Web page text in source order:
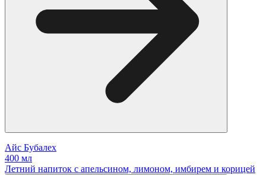
Айс Бубалех
400 мл
Летний напиток с апельсином, лимоном, имбирем и корицей